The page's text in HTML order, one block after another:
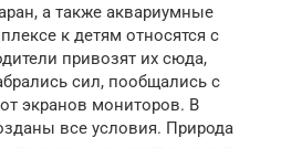
а также аквариумные
к детям относятся с
привозят их сюда,
сил, пообщались с
экранов мониторов. В
все условия. Природа